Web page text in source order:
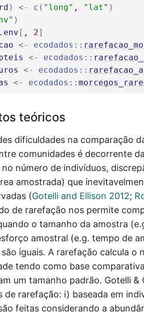
) <- c ( "long" , "lat" )
)
[ , 2]
<- ecodados ::
<- ecodados ::
<- ecodados ::
<- ecodados ::
teóricos
dificuldades na comparação
comunidades é decorrente
número de indivíduos,
amostrada) que
(Gotelli and Ellison 2012;
de rarefação nos permite
o tamanho da amostra
amostral (e.g. tempo de
iguais. A rarefação calcula o
tendo como base
um tamanho padrão. Gotelli &
de rarefação: i) baseada em
feitas considerando a